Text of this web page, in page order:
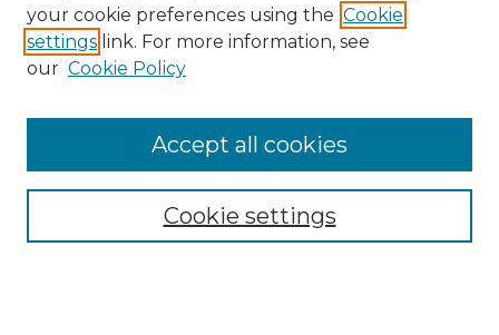
Enter search terms:
your cookie preferences using the Cookie
settings link. For more information, see
our Cookie Policy
Cookie settings
Accept all cookies